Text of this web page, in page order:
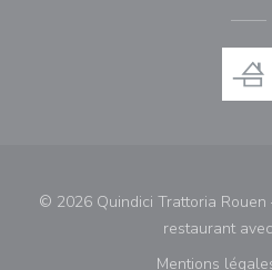
© 2026 Quindici Trattoria
restaurant avec
Mentions